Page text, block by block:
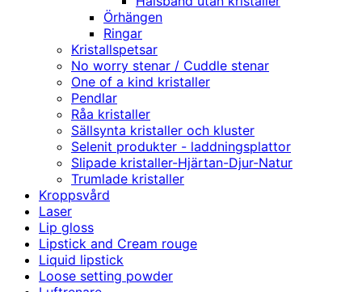
Örhängen
Ringar
Kristallspetsar
No worry stenar / Cuddle stenar
One of a kind kristaller
Pendlar
Råa kristaller
Sällsynta kristaller och kluster
Selenit produkter - laddningsplattor
Slipade kristaller-Hjärtan-Djur-Natur
Trumlade kristaller
Kroppsvård
Laser
Lip gloss
Lipstick and Cream rouge
Liquid lipstick
Loose setting powder